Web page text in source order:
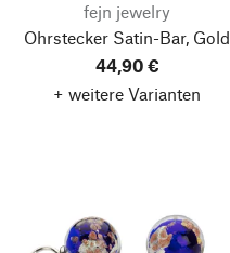
fejn jewelry
Ohrstecker Satin-Bar, Gold
44,90 €
+ weitere Varianten